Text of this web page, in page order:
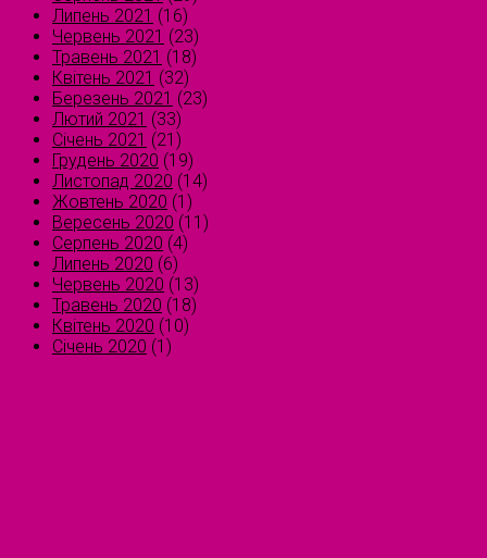
Липень 2021 (16)
Червень 2021 (23)
Травень 2021 (18)
Квітень 2021 (32)
Березень 2021 (23)
Лютий 2021 (33)
Січень 2021 (21)
Грудень 2020 (19)
Листопад 2020 (14)
Жовтень 2020 (1)
Вересень 2020 (11)
Серпень 2020 (4)
Липень 2020 (6)
Червень 2020 (13)
Травень 2020 (18)
Квітень 2020 (10)
Січень 2020 (1)